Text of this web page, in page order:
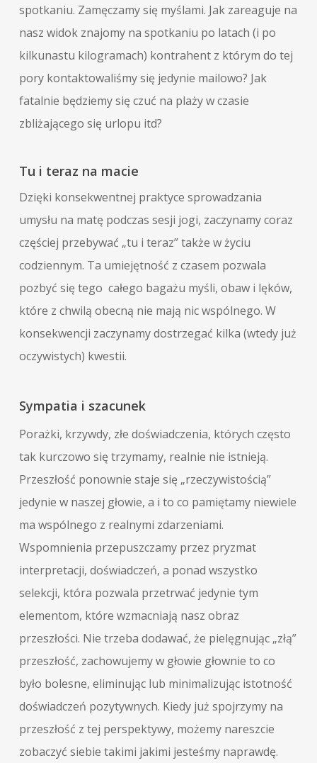
spotkaniu. Zamęczamy się myślami. Jak zareaguje na
nasz widok znajomy na spotkaniu po latach (i po
kilkunastu kilogramach) kontrahent z którym do tej
pory kontaktowaliśmy się jedynie mailowo? Jak
fatalnie będziemy się czuć na plaży w czasie
zbliżającego się urlopu itd?
Tu i teraz na macie
Dzięki konsekwentnej praktyce sprowadzania
umysłu na matę podczas sesji jogi, zaczynamy coraz
częściej przebywać „tu i teraz” także w życiu
codziennym. Ta umiejętność z czasem pozwala
pozbyć się tego całego bagażu myśli, obaw i lęków,
które z chwilą obecną nie mają nic wspólnego. W
konsekwencji zaczynamy dostrzegać kilka (wtedy już
oczywistych) kwestii.
Sympatia i szacunek
Porażki, krzywdy, złe doświadczenia, których często
tak kurczowo się trzymamy, realnie nie istnieją.
Przeszłość ponownie staje się „rzeczywistością”
jedynie w naszej głowie, a i to co pamiętamy niewiele
ma wspólnego z realnymi zdarzeniami.
Wspomnienia przepuszczamy przez pryzmat
interpretacji, doświadczeń, a ponad wszystko
selekcji, która pozwala przetrwać jedynie tym
elementom, które wzmacniają nasz obraz
przeszłości. Nie trzeba dodawać, że pielęgnując „złą”
przeszłość, zachowujemy w głowie głownie to co
było bolesne, eliminując lub minimalizując istotność
doświadczeń pozytywnych. Kiedy już spojrzymy na
przeszłość z tej perspektywy, możemy nareszcie
zobaczyć siebie takimi jakimi jesteśmy naprawdę.